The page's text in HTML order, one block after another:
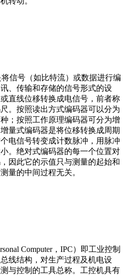
将信号（如比特流）或数据进行编
、传输和存储的信号形式的设
直线位移转换成电信号，前者称
。按照读出方式编码器可以分为
；按照工作原理编码器可分为增
量式编码器是将位移转换成周期
电信号转变成计数脉冲，用脉冲
。绝对式编码器的每一个位置对
因此它的示值只与测量的起始和
量的中间过程无关。
Computer，IPC）即工业控制
线结构，对生产过程及机电设
与控制的工具总称。工控机具有